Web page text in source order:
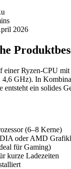
2026
einer Ryzen-CPU
4,6 GHz). In
entsteht ein solides
(6–8 Kerne)
oder AMD
für Gaming)
kurze Ladezeiten